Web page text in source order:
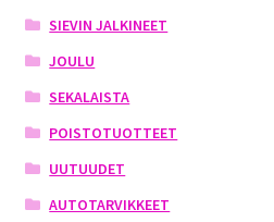
SIEVIN JALKINEET
JOULU
SEKALAISTA
POISTOTUOTTEET
UUTUUDET
AUTOTARVIKKEET